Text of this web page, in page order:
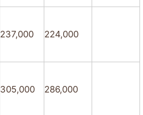
237,000 224,000
305,000 286,000